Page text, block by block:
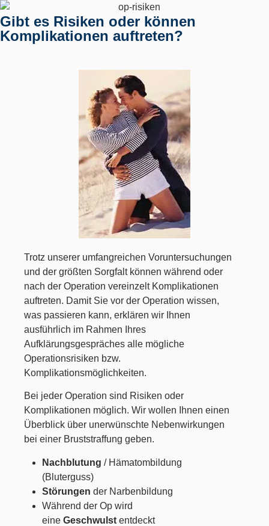
Gibt es Risiken oder können
Komplikationen auftreten?
Trotz unserer umfangreichen Voruntersuchungen
und der größten Sorgfalt können während oder
nach der Operation vereinzelt Komplikationen
auftreten. Damit Sie vor der Operation wissen,
was passieren kann, erklären wir Ihnen
ausführlich im Rahmen Ihres
Aufklärungsgespräches alle mögliche
Operationsrisiken bzw.
Komplikationsmöglichkeiten.
Bei jeder Operation sind Risiken oder
Komplikationen möglich. Wir wollen Ihnen einen
Überblick über unerwünschte Nebenwirkungen
bei einer Bruststraffung geben.
Nachblutung / Hämatombildung
(Bluterguss)
Störungen der Narbenbildung
Während der Op wird
eine Geschwulst entdeckt